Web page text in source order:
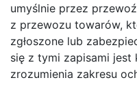
umyślnie przez
z przewozu towarów,
zgłoszone lub
się z tymi zapisami jest
zrozumienia zakresu